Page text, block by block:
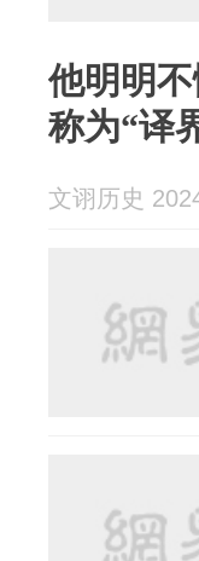
他明明
称为“译
文诩历史